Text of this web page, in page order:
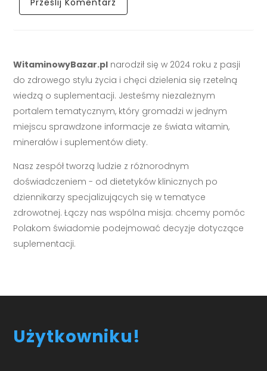
WitaminowyBazar.pl narodził się w 2024 roku z pasji
do zdrowego stylu życia i chęci dzielenia się rzetelną
wiedzą o suplementacji. Jesteśmy niezależnym
portalem tematycznym, który gromadzi w jednym
miejscu sprawdzone informacje ze świata witamin,
minerałów i suplementów diety.
Nasz zespół tworzą ludzie z różnorodnym
doświadczeniem - od dietetyków klinicznych po
dziennikarzy specjalizujących się w tematyce
zdrowotnej. Łączy nas wspólna misja: chcemy pomóc
Polakom świadomie podejmować decyzje dotyczące
suplementacji.
Użytkowniku!